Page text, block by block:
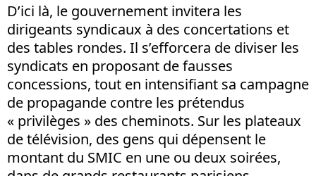
D’ici là, le gouvernement invitera les
dirigeants syndicaux à des concertations et
des tables rondes. Il s’efforcera de diviser les
syndicats en proposant de fausses
concessions, tout en intensifiant sa campagne
de propagande contre les prétendus
« privilèges » des cheminots. Sur les plateaux
de télévision, des gens qui dépensent le
montant du SMIC en une ou deux soirées,